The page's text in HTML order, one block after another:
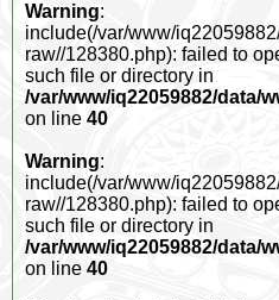
Warning:
include(/var/www/
raw//128380.php): failed to
such file or directory in
/var/www/iq22059882/data/
on line 40
Warning:
include(/var/www/
raw//128380.php): failed to
such file or directory in
/var/www/iq22059882/data/
on line 40